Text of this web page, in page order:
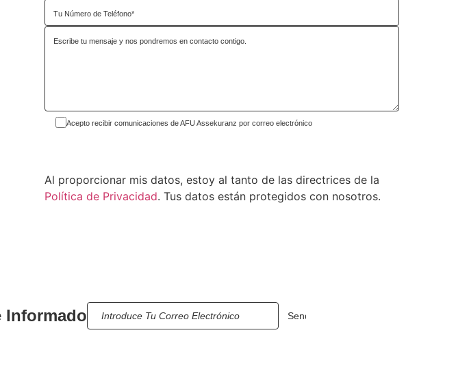
Acepto recibir comunicaciones de AFU Assekuranz por correo electrónico
Al proporcionar mis datos, estoy al tanto de las directrices de la
Política de Privacidad. Tus datos están protegidos con nosotros.
Informado